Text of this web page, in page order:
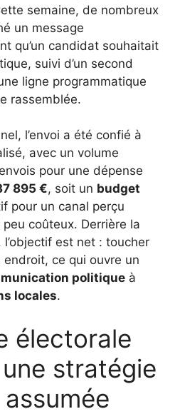
semaine, de nombreux
un message
qu’un candidat souhaitait
suivi d’un second
ligne programmatique
rassemblée.
l’envoi a été confié à
avec un volume
envois pour une dépense
895 €, soit un budget
pour un canal perçu
coûteux. Derrière la
est net : toucher
ce qui ouvre un
politique à
locales.
électorale
stratégie